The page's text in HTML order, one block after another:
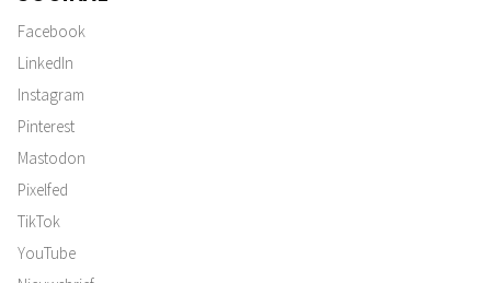
Facebook
LinkedIn
Instagram
Pinterest
Mastodon
Pixelfed
TikTok
YouTube